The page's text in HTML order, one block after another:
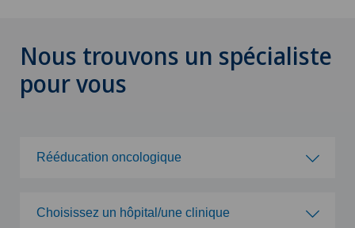
Nous trouvons un spécialiste
pour vous
Rééducation oncologique
Choisissez un hôpital/une clinique